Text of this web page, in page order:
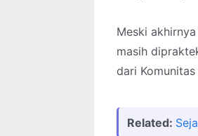
Meski
masih
dari
Related: